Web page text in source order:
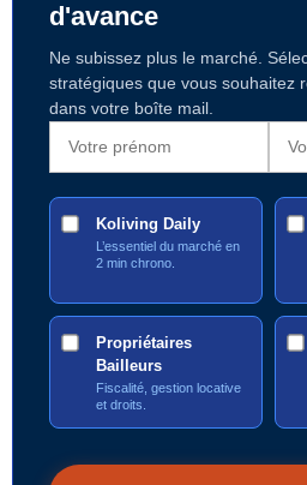
d'avance
Ne subissez plus le marché.
stratégiques que vous souhaitez
dans votre boîte mail.
Koliving Daily
L’essentiel du marché en
2 min chrono.
Propriétaires
Bailleurs
Fiscalité, gestion locative
et droits.